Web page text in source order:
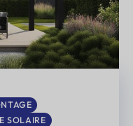
SOLAIRE